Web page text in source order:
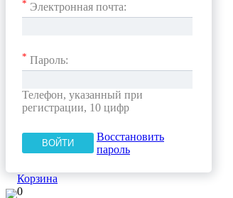
* Электронная почта:
* Пароль:
Телефон, указанный при
регистрации, 10 цифр
Восстановить
пароль
Корзина
0